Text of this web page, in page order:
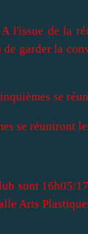
A l'issue de la
garder la
se
se réuniront
sont 16h05/
Arts